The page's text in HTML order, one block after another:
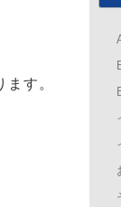
す。